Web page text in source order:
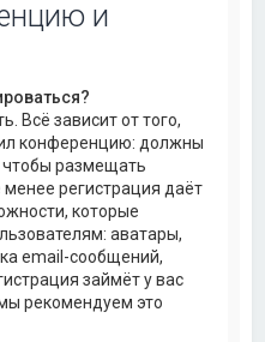
и
Всё зависит от того,
конференцию: должны
чтобы размещать
регистрация даёт
которые
аватары,
email-сообщений,
займёт у вас
рекомендуем это